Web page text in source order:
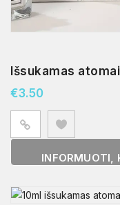
Išsukamas
€3.50
INFORMUOTI,